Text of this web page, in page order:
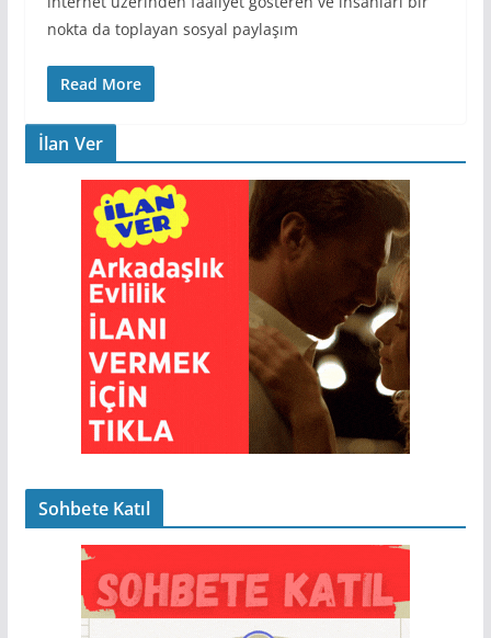
nokta da toplayan sosyal paylaşım
Read More
İlan Ver
Sohbete Katıl